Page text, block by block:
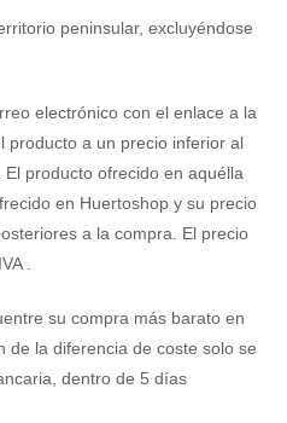
peninsular, excluyéndose
electrónico con el enlace a la
producto a un precio inferior al
producto ofrecido en aquélla
en Huertoshop y su precio
a la compra. El precio
.
su compra más barato en
de la diferencia de coste solo se
dentro de 5 días